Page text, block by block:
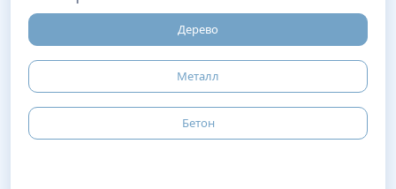
Дерево
Металл
Бетон